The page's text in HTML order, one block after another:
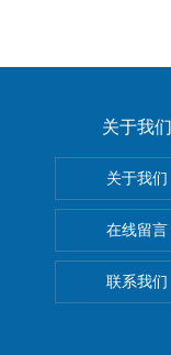
关于我们
关于我们
在线留言
联系我们